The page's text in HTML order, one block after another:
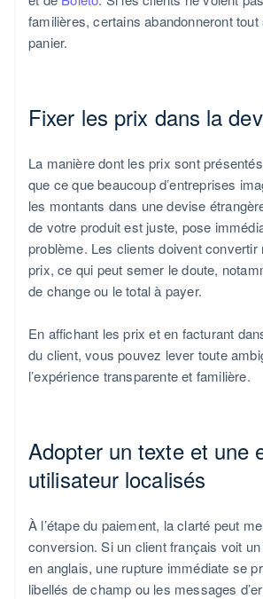
familières, certains abandonneront
panier.
Fixer les prix dans la
La manière dont les prix sont
que ce que beaucoup d’entreprises
les montants dans une devise
de votre produit est juste, pose
problème. Les clients doivent convertir
prix, ce qui peut semer le doute,
de change ou le total à payer.
En affichant les prix et en facturant
du client, vous pouvez lever toute
l’expérience transparente et familière.
Adopter un texte et une
utilisateur localisés
À l’étape du paiement, la clarté peut
conversion. Si un client français voit
en anglais, une rupture immédiate se
libellés de champ ou les messages